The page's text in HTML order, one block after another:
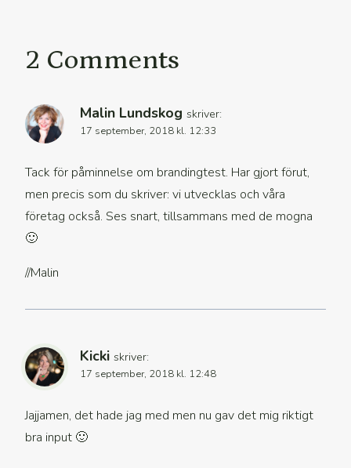
2 Comments
Malin Lundskog skriver:
17 september, 2018 kl. 12:33
Tack för påminnelse om brandingtest. Har gjort förut,
men precis som du skriver: vi utvecklas och våra
företag också. Ses snart, tillsammans med de mogna
🙂
//Malin
Kicki skriver:
17 september, 2018 kl. 12:48
Jajjamen, det hade jag med men nu gav det mig riktigt
bra input 🙂